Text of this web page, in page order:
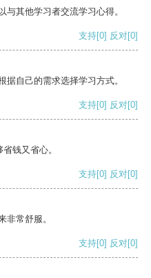
其他学习者交流学习心得。
支持[0] 反对[0]
自己的需求选择学习方式。
支持[0] 反对[0]
钱又省心。
支持[0] 反对[0]
非常舒服。
支持[0] 反对[0]